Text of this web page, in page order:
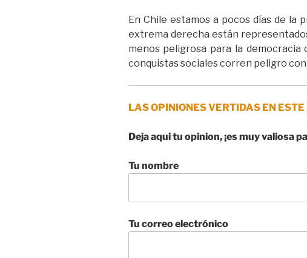
En Chile estamos a pocos días de la
extrema derecha están
menos peligrosa para la
conquistas sociales corren peligro
LAS OPINIONES VERTIDAS EN
Deja aqui tu opinion, ¡es muy valiosa
Tu nombre
Tu correo electrónico